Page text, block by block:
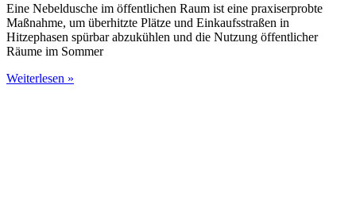
Eine Nebeldusche im öffentlichen Raum ist eine praxiserprobte
Maßnahme, um überhitzte Plätze und Einkaufsstraßen in
Hitzephasen spürbar abzukühlen und die Nutzung öffentlicher
Räume im Sommer
Weiterlesen »